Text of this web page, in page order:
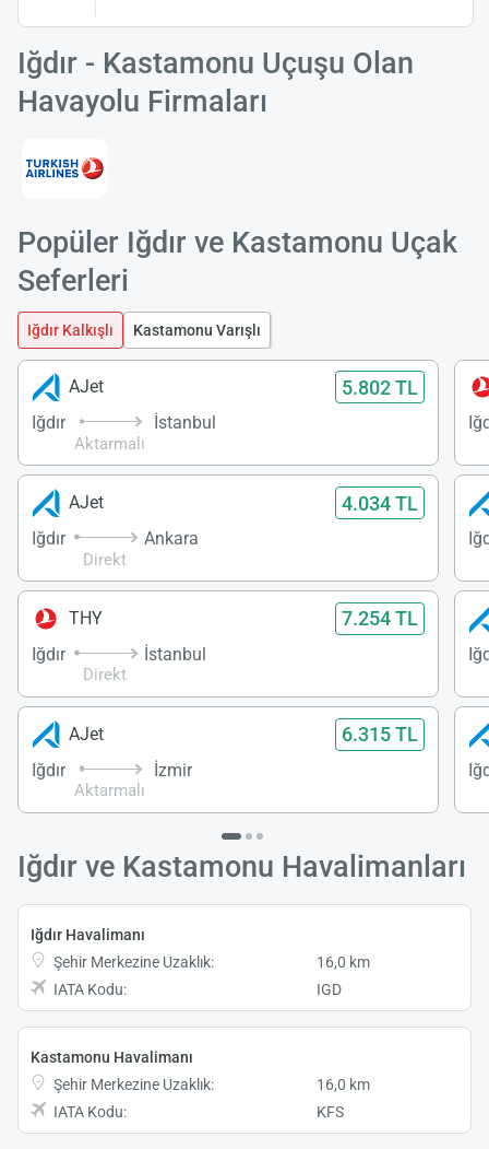
Iğdır - Kastamonu Uçuşu Olan
Havayolu Firmaları
Popüler Iğdır ve Kastamonu Uçak
Seferleri
Iğdır Kalkışlı Kastamonu Varışlı
AJet 5.802 TL
Iğdır
Aktarmalı
İstanbul
AJet 4.034 TL
Iğdır
Direkt
Ankara
THY 7.254 TL
Iğdır
Direkt
İstanbul
AJet 6.315 TL
Iğdır
Aktarmalı
İzmir
Iğdır ve Kastamonu Havalimanları
Iğdır Havalimanı
Şehir Merkezine Uzaklık:
16,0 km
IATA Kodu:
IGD
Kastamonu Havalimanı
Şehir Merkezine Uzaklık:
16,0 km
IATA Kodu:
KFS